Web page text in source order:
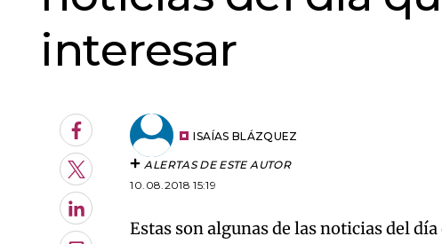
interesar
Facebook
Twitter
LinkedIn
ISAÍAS BLÁZQUEZ
ALERTAS DE ESTE AUTOR
10.08.2018 15:19
Estas son algunas de las noticias del